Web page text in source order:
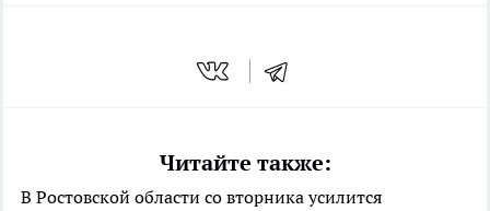
Читайте также:
В Ростовской области со вторника усилится